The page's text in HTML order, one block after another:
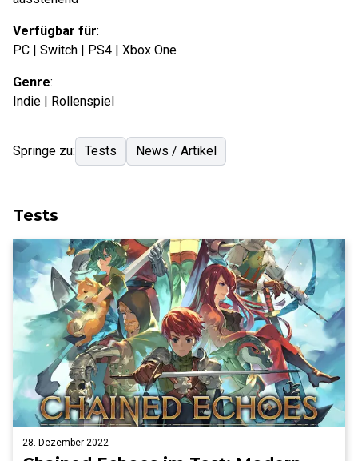
Verfügbar für:
PC | Switch | PS4 | Xbox One
Genre:
Indie | Rollenspiel
Springe zu: Tests News / Artikel
Tests
28. Dezember 2022